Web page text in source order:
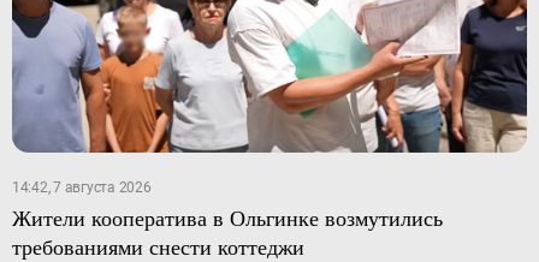
14:42, 7 августа 2026
Жители кооператива в Ольгинке возмутились
требованиями снести коттеджи